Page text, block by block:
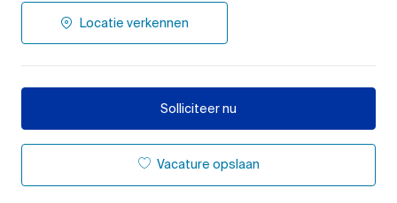
Locatie verkennen
Solliciteer nu
Vacature opslaan